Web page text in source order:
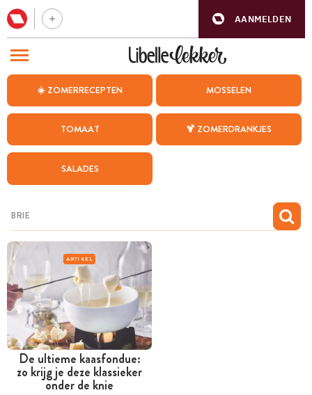
AANMELDEN
☀️ ZOMERRECEPTEN MOSSELEN
TOMAAT 🍹 ZOMERDRANKJES
SALADES
ARTIKEL
De ultieme kaasfondue:
zo krijg je deze klassieker
onder de knie
BEZOEK ONZE ANDERE WEBSITES
WEEKMENU
CHAT MET MAIA
MIJN BEWAARDE RECEPTEN